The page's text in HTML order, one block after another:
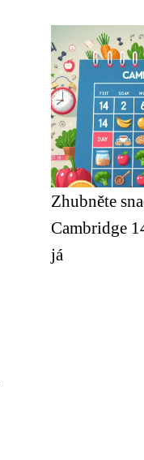
Zhubněte
Cambridge
já